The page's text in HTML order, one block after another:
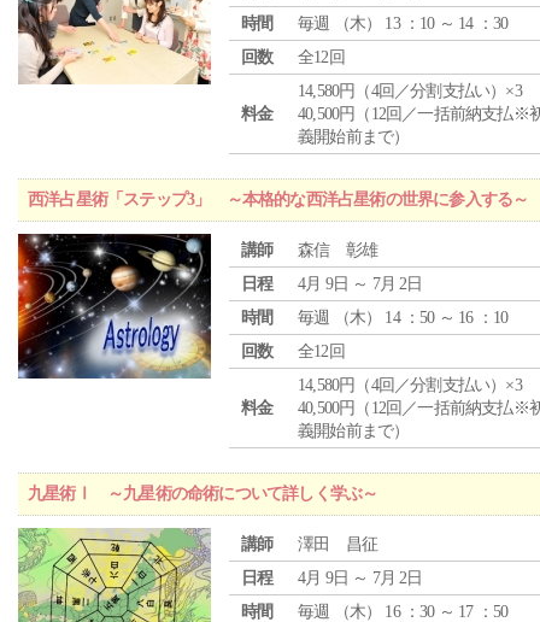
時間
毎週 （木） 13 ：10 ～ 14 ：30
回数
全12回
料金
14,580円（4回／分割支払い）×3
40,500円（12回／一括前納支払※
義開始前まで）
西洋占星術「ステップ3」 ～本格的な西洋占星術の世界に参入する～
講師
森信 彰雄
日程
4月 9日 ～ 7月 2日
時間
毎週 （木） 14 ：50 ～ 16 ：10
回数
全12回
料金
14,580円（4回／分割支払い）×3
40,500円（12回／一括前納支払※
義開始前まで）
九星術Ⅰ ～九星術の命術について詳しく学ぶ～
講師
澤田 昌征
日程
4月 9日 ～ 7月 2日
時間
毎週 （木） 16 ：30 ～ 17 ：50